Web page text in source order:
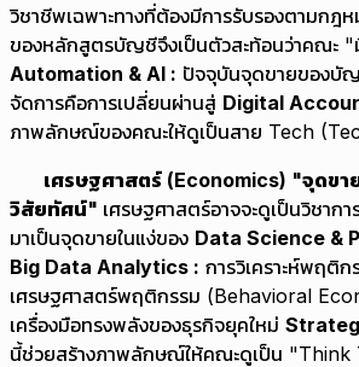
วิชาชีพเฉพาะทางที่ต้องมีการรับรองตามกฎ
ของหลักสูตรบัญชีจึงเป็นตัวสะท้อนว่าคณะ "
Automation & AI : ปัจจุบันจุดขายของบั
จัดการคือการเปลี่ยนผ่านสู่ Digital
ภาพลักษณ์ของคณะให้ดูเป็นสาย Tech
เศรษฐศาสตร์ (Economics) "จุดข
วิสัยทัศน์" เศรษฐศาสตร์อาจจะดูเป็นวิชาก
มาเป็นจุดขายในแง่ของ Data Science &
Big Data Analytics : การวิเคราะห์พฤติ
เศรษฐศาสตร์พฤติกรรม (Behavioral
เครื่องมือทรงพลังของธุรกิจยุคใหม่
นี้ช่วยสร้างภาพลักษณ์ให้คณะดูเป็น "Think